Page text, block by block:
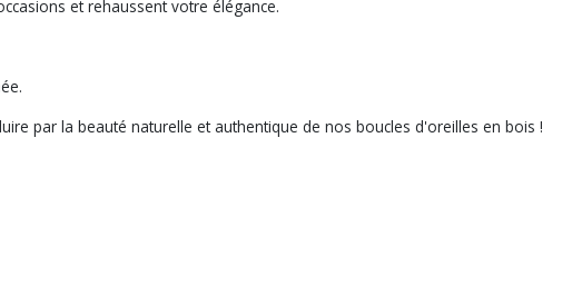
et rehaussent votre élégance.
par la beauté naturelle et authentique de nos boucles d'oreilles en bois !